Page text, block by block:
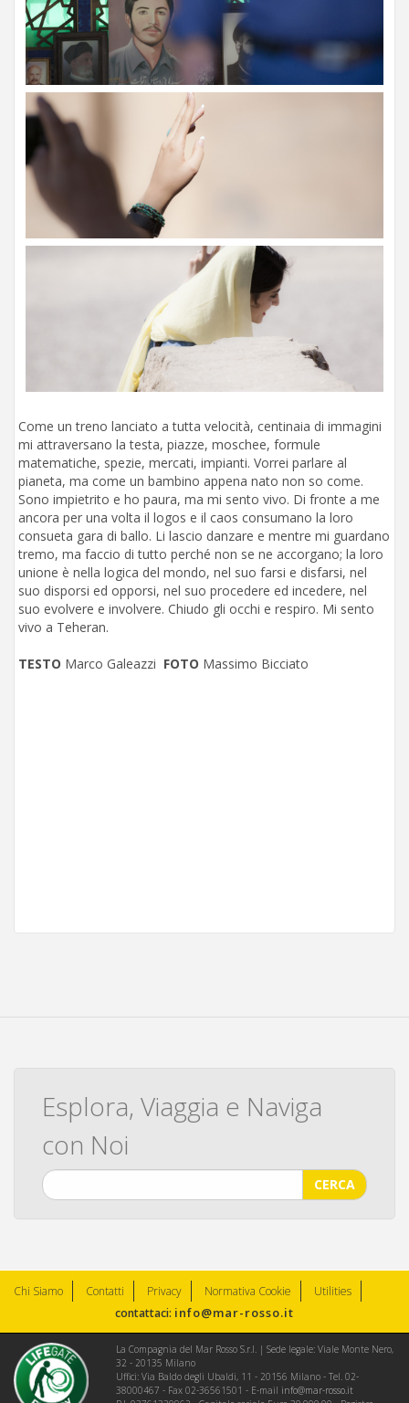
Come un treno lanciato a tutta velocità, centinaia di immagini
mi attraversano la testa, piazze, moschee, formule
matematiche, spezie, mercati, impianti. Vorrei parlare al
pianeta, ma come un bambino appena nato non so come.
Sono impietrito e ho paura, ma mi sento vivo. Di fronte a me
ancora per una volta il logos e il caos consumano la loro
consueta gara di ballo. Li lascio danzare e mentre mi guardano
tremo, ma faccio di tutto perché non se ne accorgano; la loro
unione è nella logica del mondo, nel suo farsi e disfarsi, nel
suo disporsi ed opporsi, nel suo procedere ed incedere, nel
suo evolvere e involvere. Chiudo gli occhi e respiro. Mi sento
vivo a Teheran.
TESTO Marco Galeazzi FOTO Massimo Bicciato
Esplora, Viaggia e Naviga
con Noi
CERCA
Chi Siamo Contatti Privacy Normativa Cookie
Utilities
contattaci: info@mar-rosso.it
La Compagnia del Mar Rosso S.r.l. | Sede legale: Viale Monte Nero,
32 - 20135 Milano
Uffici: Via Baldo degli Ubaldi, 11 - 20156 Milano - Tel. 02-
38000467 - Fax 02-36561501 - E-mail info@mar-rosso.it